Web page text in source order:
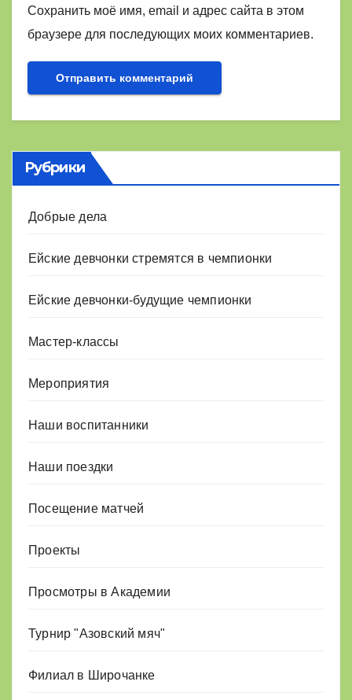
Сохранить моё имя, email и адрес сайта в этом
браузере для последующих моих комментариев.
Рубрики
Добрые дела
Ейские девчонки стремятся в чемпионки
Ейские девчонки-будущие чемпионки
Мастер-классы
Мероприятия
Наши воспитанники
Наши поездки
Посещение матчей
Проекты
Просмотры в Академии
Турнир "Азовский мяч"
Филиал в Широчанке